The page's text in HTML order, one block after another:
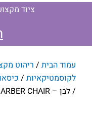
ציוד
עמוד הבית / ריהוט
לקוסמטיקאיות /
/ לבן – BARBER CHAIR